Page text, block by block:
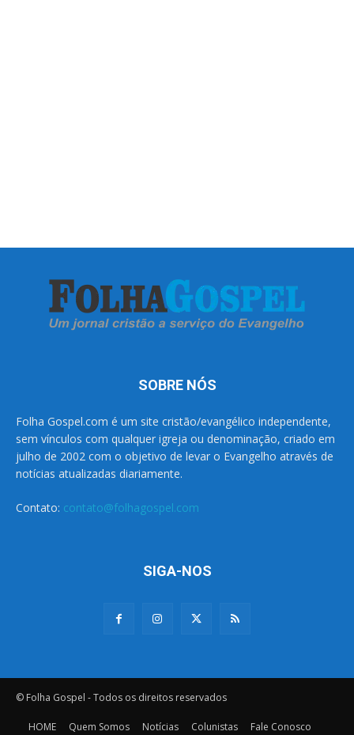
SOBRE NÓS
Folha Gospel.com é um site cristão/evangélico independente,
sem vínculos com qualquer igreja ou denominação, criado em
julho de 2002 com o objetivo de levar o Evangelho através de
notícias atualizadas diariamente.
Contato: contato@folhagospel.com
SIGA-NOS
© Folha Gospel - Todos os direitos reservados
HOME Quem Somos Notícias Colunistas
Fale Conosco